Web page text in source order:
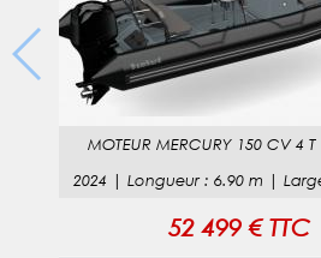
MOTEUR MERCURY 150 CV 4 T
2024 |Longueur :6.90 m |
52 499 € TTC